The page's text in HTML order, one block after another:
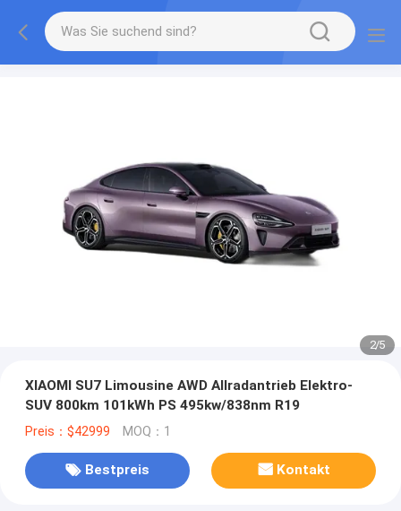
2/5
XIAOMI SU7 Limousine AWD Allradantrieb Elektro-
SUV 800km 101kWh PS 495kw/838nm R19
Preis：$42999 MOQ：1
Bestpreis Kontakt